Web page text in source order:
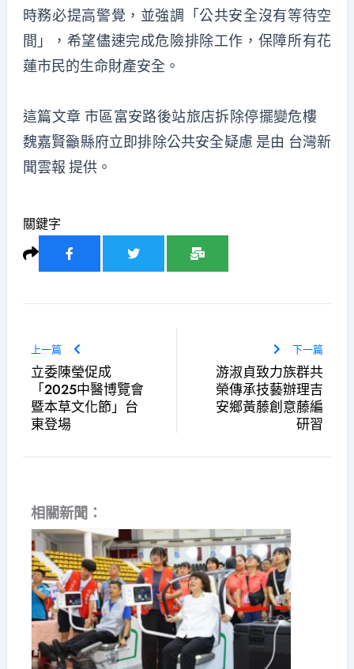
時務必提高警覺，並強調「公共安全沒有等待空
間」，希望儘速完成危險排除工作，保障所有花
蓮市民的生命財產安全。
這篇文章 市區富安路後站旅店拆除停擺變危樓
魏嘉賢籲縣府立即排除公共安全疑慮 是由 台灣新
聞雲報 提供。
關鍵字
上一篇
立委陳瑩促成
「2025中醫博覽會
暨本草文化節」台
東登場
下一篇
游淑貞致力族群共
榮傳承技藝辦理吉
安鄉黃藤創意藤編
研習
相關新聞：